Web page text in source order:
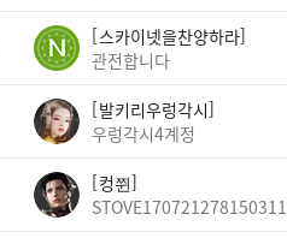
스카이넷을찬양하라
관전합니다
발키리우렁각시
우렁각시4계정
컹쮠
STOVE170721278150311